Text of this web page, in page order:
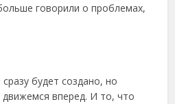
говорили о проблемах,
будет создано, но
вперед. И то, что